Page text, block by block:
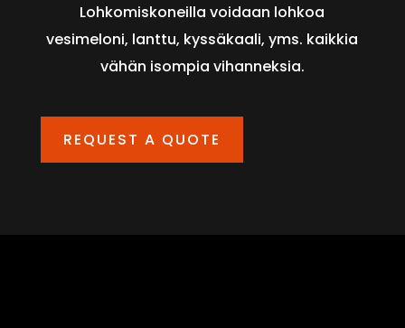
Lohkomiskoneilla voidaan lohkoa
vesimeloni, lanttu, kyssäkaali, yms. kaikkia
vähän isompia vihanneksia.
REQUEST A QUOTE